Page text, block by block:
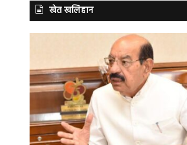
खेत खलिहान